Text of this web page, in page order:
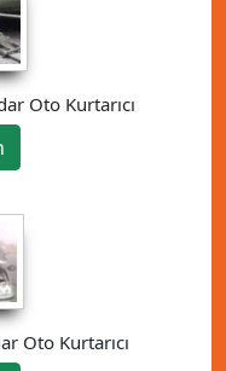
Oto Kurtarıcı
Oto Kurtarıcı